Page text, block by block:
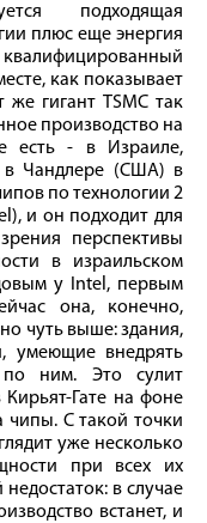
подходящая
плюс еще энергия
квалифицированный
как показывает
гигант TSMC так
производство на
есть - в Израиле,
в Чандлере (США) в
по технологии 2
и он подходит для
перспективы
в израильском
у Intel, первым
она, конечно,
чуть выше: здания,
умеющие внедрять
по ним. Это сулит
Гате на фоне
чипы. С такой точки
уже несколько
при всех их
в случае
встанет, и